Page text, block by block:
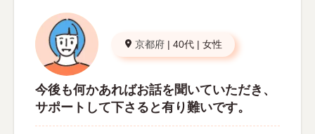
京都府 | 40代 | 女性
今後も何かあればお話を聞いていただき、
サポートして下さると有り難いです。